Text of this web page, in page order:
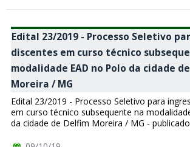
Edital 23/2019 - Processo Seletivo
discentes em curso técnico
modalidade EAD no Polo da cidade
Moreira / MG
Edital 23/2019 - Processo Seletivo para
em curso técnico subsequente na
da cidade de Delfim Moreira / MG - publicado